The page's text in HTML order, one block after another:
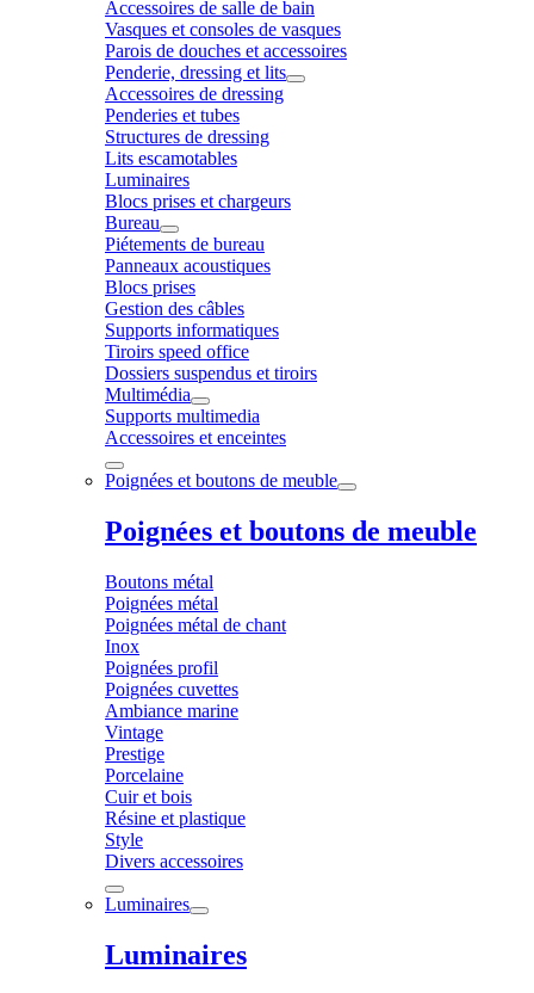
Accessoires de salle de bain
Vasques et consoles de vasques
Parois de douches et accessoires
Penderie, dressing et lits
Accessoires de dressing
Penderies et tubes
Structures de dressing
Lits escamotables
Luminaires
Blocs prises et chargeurs
Bureau
Piétements de bureau
Panneaux acoustiques
Blocs prises
Gestion des câbles
Supports informatiques
Tiroirs speed office
Dossiers suspendus et tiroirs
Multimédia
Supports multimedia
Accessoires et enceintes
Poignées et boutons de meuble
Poignées et boutons de meuble
Boutons métal
Poignées métal
Poignées métal de chant
Inox
Poignées profil
Poignées cuvettes
Ambiance marine
Vintage
Prestige
Porcelaine
Cuir et bois
Résine et plastique
Style
Divers accessoires
Luminaires
Luminaires